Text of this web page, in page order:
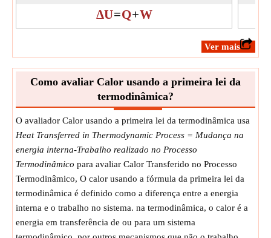
ΔU=Q+W
​Ver mais
Como avaliar Calor usando a primeira lei da
termodinâmica?
O avaliador Calor usando a primeira lei da termodinâmica usa
Heat Transferred in Thermodynamic Process = Mudança na
energia interna-Trabalho realizado no Processo
Termodinâmico para avaliar Calor Transferido no Processo
Termodinâmico, O calor usando a fórmula da primeira lei da
termodinâmica é definido como a diferença entre a energia
interna e o trabalho no sistema. na termodinâmica, o calor é a
energia em transferência de ou para um sistema